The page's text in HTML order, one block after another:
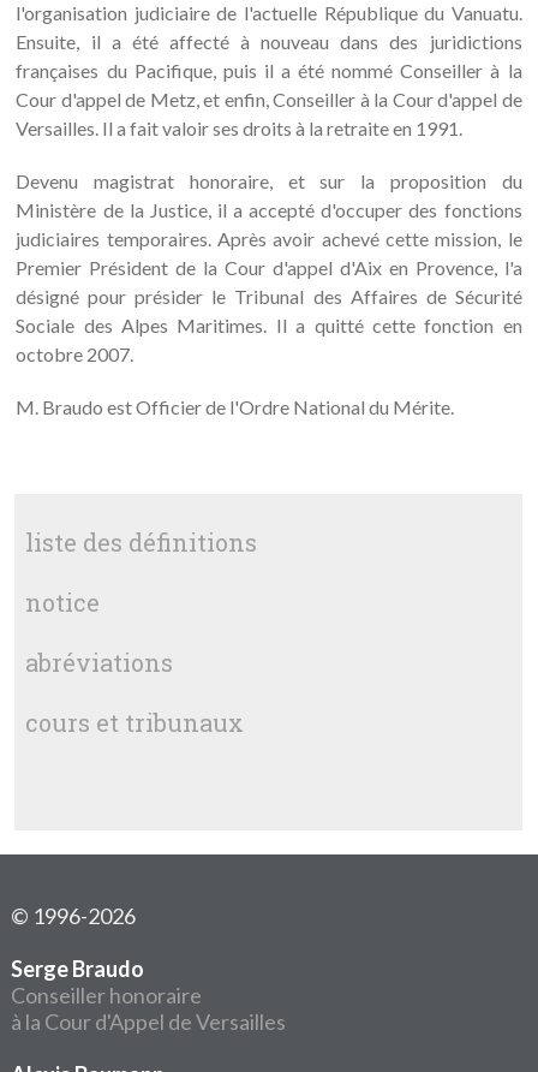
l'organisation judiciaire de l'actuelle République du Vanuatu.
Ensuite, il a été affecté à nouveau dans des juridictions
françaises du Pacifique, puis il a été nommé Conseiller à la
Cour d'appel de Metz, et enfin, Conseiller à la Cour d'appel de
Versailles. Il a fait valoir ses droits à la retraite en 1991.
Devenu magistrat honoraire, et sur la proposition du
Ministère de la Justice, il a accepté d'occuper des fonctions
judiciaires temporaires. Après avoir achevé cette mission, le
Premier Président de la Cour d'appel d'Aix en Provence, l'a
désigné pour présider le Tribunal des Affaires de Sécurité
Sociale des Alpes Maritimes. Il a quitté cette fonction en
octobre 2007.
M. Braudo est Officier de l'Ordre National du Mérite.
liste des définitions
notice
abréviations
cours et tribunaux
© 1996-2026
Serge Braudo
Conseiller honoraire
à la Cour d'Appel de Versailles